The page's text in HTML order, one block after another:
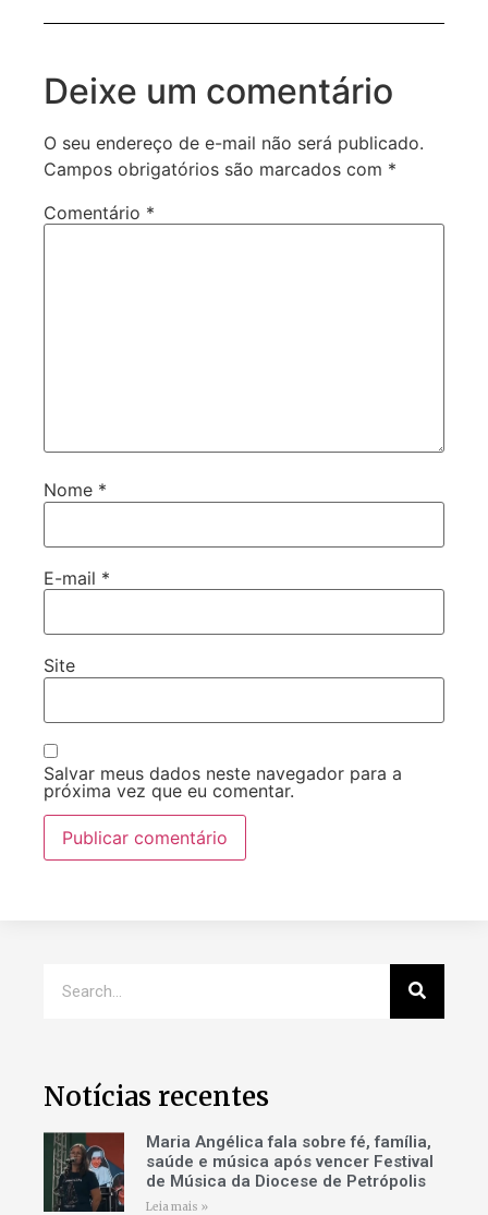
Deixe um comentário
O seu endereço de e-mail não será publicado.
Campos obrigatórios são marcados com *
Comentário *
Nome *
E-mail *
Site
Salvar meus dados neste navegador para a
próxima vez que eu comentar.
Notícias recentes
Maria Angélica fala sobre fé, família,
saúde e música após vencer Festival
de Música da Diocese de Petrópolis
Leia mais »